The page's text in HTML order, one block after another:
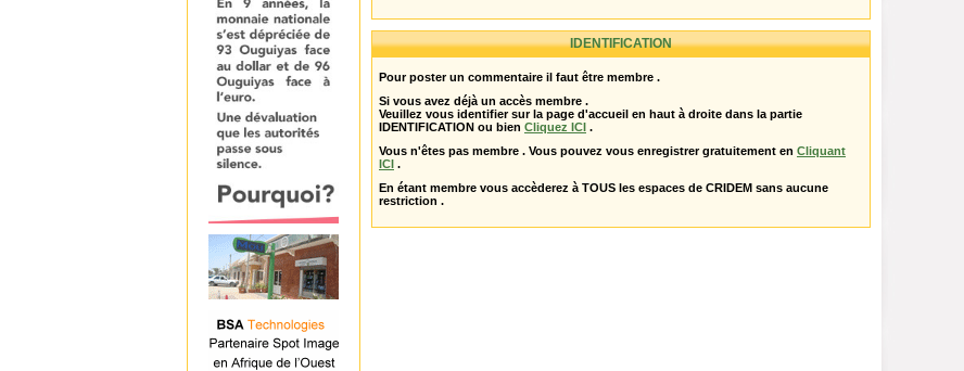
IDENTIFICATION
Pour poster un commentaire il faut être membre .
Si vous avez déjà un accès membre .
Veuillez vous identifier sur la page d'accueil en haut à droite dans la partie
IDENTIFICATION ou bien Cliquez ICI .
Vous n'êtes pas membre . Vous pouvez vous enregistrer gratuitement en Cliquant
ICI .
En étant membre vous accèderez à TOUS les espaces de CRIDEM sans aucune
restriction .